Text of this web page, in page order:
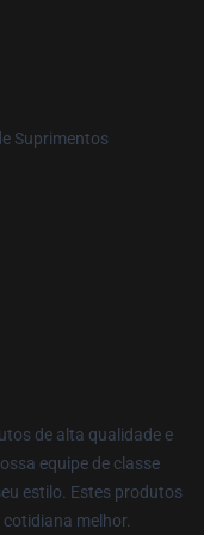
Suprimentos
de alta qualidade e
equipe de classe
estilo. Estes produtos
melhor.